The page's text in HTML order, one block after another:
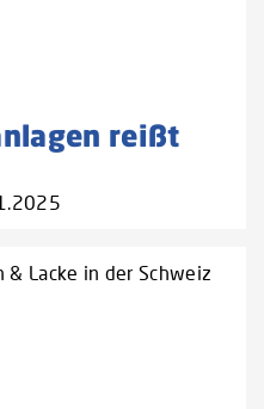
reißt
& Lacke in der Schweiz